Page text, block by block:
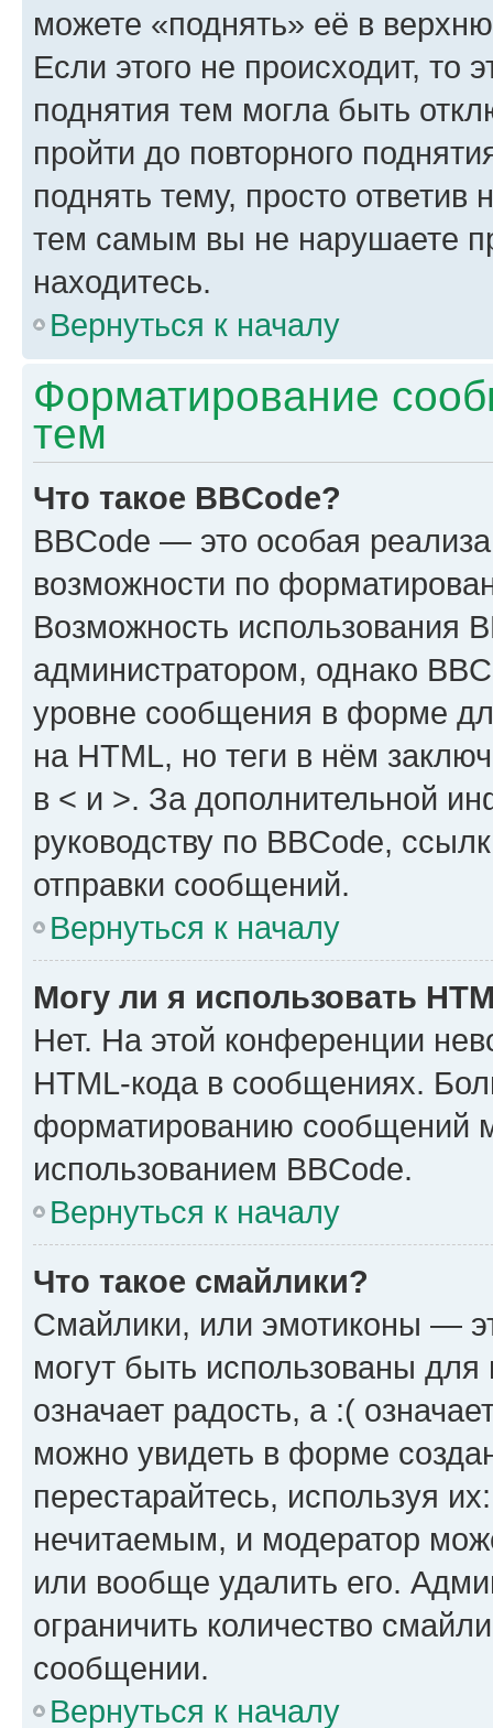
можете «поднять» её в
Если этого не происходит, то
поднятия тем могла быть
пройти до повторного
поднять тему, просто ответив
тем самым вы не нарушаете
находитесь.
Вернуться к началу
Форматирование
тем
Что такое BBCode?
BBCode — это особая
возможности по
Возможность использования
администратором, однако
уровне сообщения в форме
на HTML, но теги в нём
в < и >. За дополнительной
руководству по BBCode,
отправки сообщений.
Вернуться к началу
Могу ли я использовать
Нет. На этой конференции
HTML-кода в сообщениях.
форматированию сообщений
использованием BBCode.
Вернуться к началу
Что такое смайлики?
Смайлики, или эмотиконы —
могут быть использованы
означает радость, а :(
можно увидеть в форме
перестарайтесь, используя
нечитаемым, и модератор
или вообще удалить его.
ограничить количество
сообщении.
Вернуться к началу